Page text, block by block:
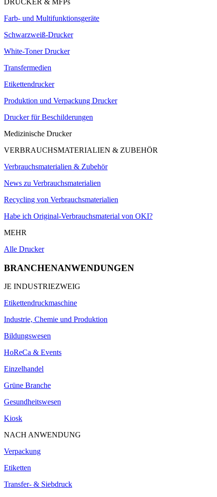
Farb- und Multifunktionsgeräte
Schwarzweiß-Drucker
White-Toner Drucker
Transfermedien
Etikettendrucker
Produktion und Verpackung Drucker
Drucker für Beschilderungen
Medizinische Drucker
VERBRAUCHSMATERIALIEN & ZUBEHÖR
Verbrauchsmaterialien & Zubehör
News zu Verbrauchsmaterialien
Recycling von Verbrauchsmaterialien
Habe ich Original-Verbrauchsmaterial von OKI?
MEHR
Alle Drucker
BRANCHENANWENDUNGEN
JE INDUSTRIEZWEIG
Etikettendruckmaschine
Industrie, Chemie und Produktion
Bildungswesen
HoReCa & Events
Einzelhandel
Grüne Branche
Gesundheitswesen
Kiosk
NACH ANWENDUNG
Verpackung
Etiketten
Transfer- & Siebdruck